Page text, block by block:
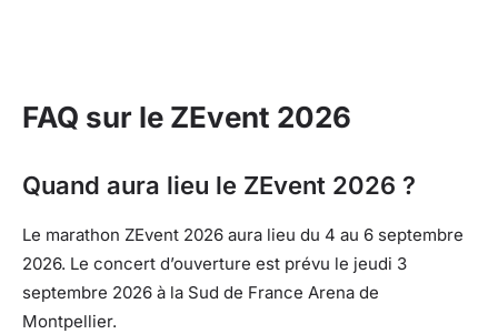
FAQ sur le ZEvent 2026
Quand aura lieu le ZEvent 2026 ?
Le marathon ZEvent 2026 aura lieu du 4 au 6 septembre
2026. Le concert d’ouverture est prévu le jeudi 3
septembre 2026 à la Sud de France Arena de
Montpellier.